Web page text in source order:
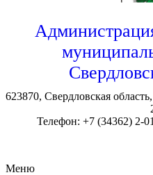
623870, Свердловская
Телефон: +7 (34362) 2-
Меню